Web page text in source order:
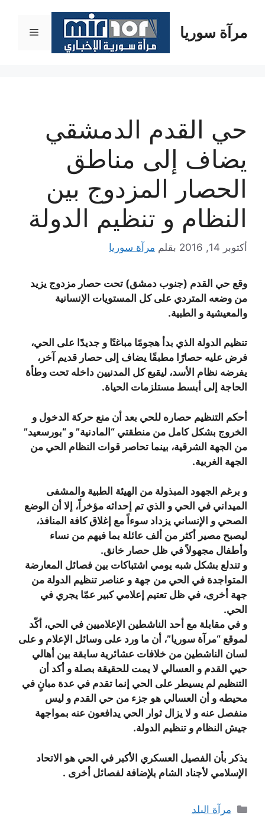
المحتوىمرآة سوريا القائمة
حي القدم الدمشقي
يضاف إلى مناطق
الحصار المزدوج بين
النظام و تنظيم الدولة
أكتوبر 14, 2016 بقلم مرآة سوريا
وقع حي القدم (جنوب دمشق) تحت حصار مزدوج يزيد
من وضعه المتردي على كل المستويات الإنسانية
والمعيشية و الطبية.
تنظيم الدولة الذي بدأ هجومًا مباغتًا و جديدًا على الحي،
فرض عليه حصارًا مطبقًا يضاف إلى حصار قديم آخر،
يفرضه نظام الأسد، ليقبع كل المدنيين داخله تحت وطأة
الحاجة إلى أبسط مستلزمات الحياة.
أحكم التنظيم حصاره للحي بعد أن منع حركة الدخول و
الخروج بشكل كامل من منطقتي “المادنية” و “بورسعيد”
من الجهة الشرقية، بينما تحاصر قوات النظام الحي من
الجهة الغربية.
و برغم الجهود المبذولة من الهيئة الطبية والمشفى
الميداني في الحي و الذي تم إحداثه مؤخراً، إلا أن الوضع
الصحي و الإنساني يزداد سوءاً مع إغلاق كافة المنافذ،
ليصبح مصير أكثر من ألف عائلة بما فيهم من نساء
وأطفال مجهولاً في ظل حصار خانق.
و تندلع بشكل شبه يومي اشتباكات بين فصائل المعارضة
المتواجدة في الحي من جهة و عناصر تنظيم الدولة من
جهة أخرى، في ظل تعتيم إعلامي كبير عمّا يجري في
الحي.
و في مقابلة مع أحد الناشطين الإعلاميين في الحي، أكّد
لموقع “مرآة سوريا”، أن ما ورد على وسائل الإعلام و على
لسان الناشطين من خلافات عشائرية سابقة بين أهالي
حيي القدم و العسالي لا يمت للحقيقة بصلة و أكد أن
التنظيم لم يسيطر على الحي إنما تقدم في عدة مبانٍ في
محيطه و أن العسالي هو جزء من حي القدم و ليس
منفصل عنه و لا يزال ثوار الحي يدافعون عنه بمواجهة
جيش النظام و تنظيم الدولة.
يذكر بأن الفصيل العسكري الأكبر في الحي هو الاتحاد
الإسلامي لأجناد الشام بلإضافة لفصائل أخرى .
التصنيفات
مرآة البلد